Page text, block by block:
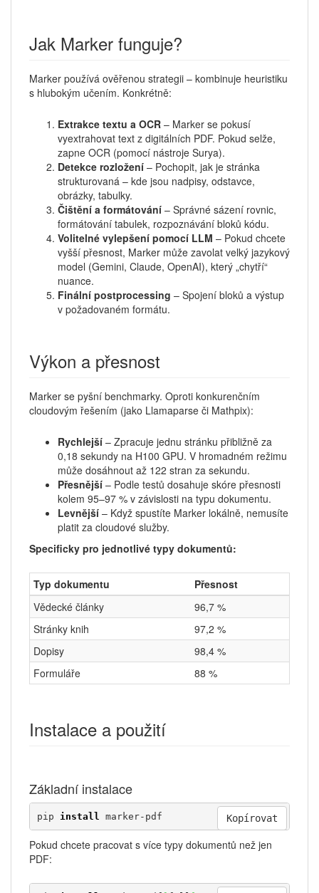
Jak Marker funguje?
Marker používá ověřenou strategii – kombinuje heuristiku
s hlubokým učením. Konkrétně:
Extrakce textu a OCR – Marker se pokusí
vyextrahovat text z digitálních PDF. Pokud selže,
zapne OCR (pomocí nástroje Surya).
Detekce rozložení – Pochopit, jak je stránka
strukturovaná – kde jsou nadpisy, odstavce,
obrázky, tabulky.
Čištění a formátování – Správné sázení rovnic,
formátování tabulek, rozpoznávání bloků kódu.
Volitelné vylepšení pomocí LLM – Pokud chcete
vyšší přesnost, Marker může zavolat velký jazykový
model (Gemini, Claude, OpenAI), který „chytří“
nuance.
Finální postprocessing – Spojení bloků a výstup
v požadovaném formátu.
Výkon a přesnost
Marker se pyšní benchmarky. Oproti konkurenčním
cloudovým řešením (jako Llamaparse či Mathpix):
Rychlejší – Zpracuje jednu stránku přibližně za
0,18 sekundy na H100 GPU. V hromadném režimu
může dosáhnout až 122 stran za sekundu.
Přesnější – Podle testů dosahuje skóre přesnosti
kolem 95–97 % v závislosti na typu dokumentu.
Levnější – Když spustíte Marker lokálně, nemusíte
platit za cloudové služby.
Specificky pro jednotlivé typy dokumentů:
Typ dokumentu
Přesnost
Vědecké články
96,7 %
Stránky knih
97,2 %
Dopisy
98,4 %
Formuláře
88 %
Instalace a použití
Základní instalace
pip install marker-pdf Kopírovat
Pokud chcete pracovat s více typy dokumentů než jen
PDF: